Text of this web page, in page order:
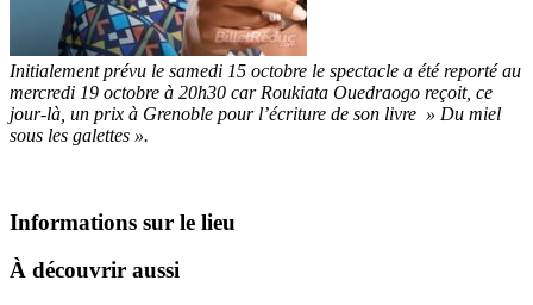
Initialement prévu le samedi 15 octobre le spectacle a été reporté au
mercredi 19 octobre à 20h30 car Roukiata Ouedraogo reçoit, ce
jour-là, un prix à Grenoble pour l’écriture de son livre » Du miel
sous les galettes ».
Informations sur le lieu
À découvrir aussi